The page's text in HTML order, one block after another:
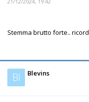
Stemma brutto forte..
Bl Blevins